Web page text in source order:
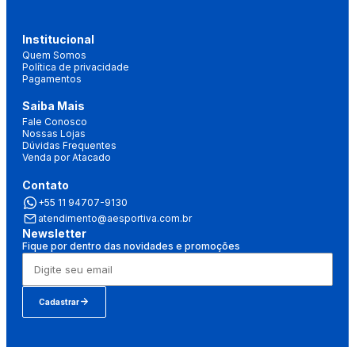
Institucional
Quem Somos
Política de privacidade
Pagamentos
Saiba Mais
Fale Conosco
Nossas Lojas
Dúvidas Frequentes
Venda por Atacado
Contato
+55 11 94707-9130
atendimento@aesportiva.com.br
Newsletter
Fique por dentro das novidades e promoções
Cadastrar